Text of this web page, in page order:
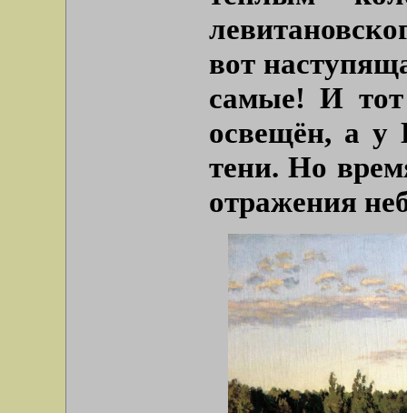
вот
самые! И тот
освещён, а у
тени. Но
отражения